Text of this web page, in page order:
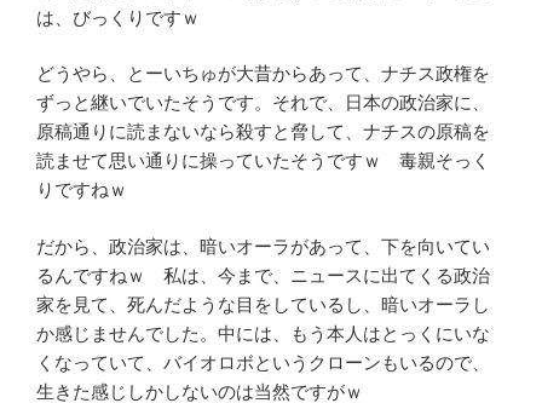
は、びっくりですｗ
どうやら、とーいちゅが大昔からあって、ナチス政権を
ずっと継いでいたそうです。それで、日本の政治家に、
原稿通りに読まないなら殺すと脅して、ナチスの原稿を
読ませて思い通りに操っていたそうですｗ 毒親そっく
りですねｗ
だから、政治家は、暗いオーラがあって、下を向いてい
るんですねｗ 私は、今まで、ニュースに出てくる政治
家を見て、死んだような目をしているし、暗いオーラし
か感じませんでした。中には、もう本人はとっくにいな
くなっていて、バイオロボというクローンもいるので、
生きた感じしかしないのは当然ですがｗ